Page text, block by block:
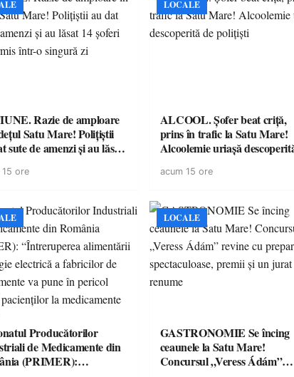
Razie de amploare
Satu Mare! Polițiștii
sute de amenzi și au lăsat
zi
15 ore
LOCALE
ALCOOL. Șofer beat criță,
prins în trafic la Satu Mare!
Alcoolemie uriașă
acum 15 ore
Producătorilor
de Medicamente din
(PRIMER):
LOCALE
GASTRONOMIE Se încing
ceaunele la Satu Mare!
Concursul „Veress Ádám”